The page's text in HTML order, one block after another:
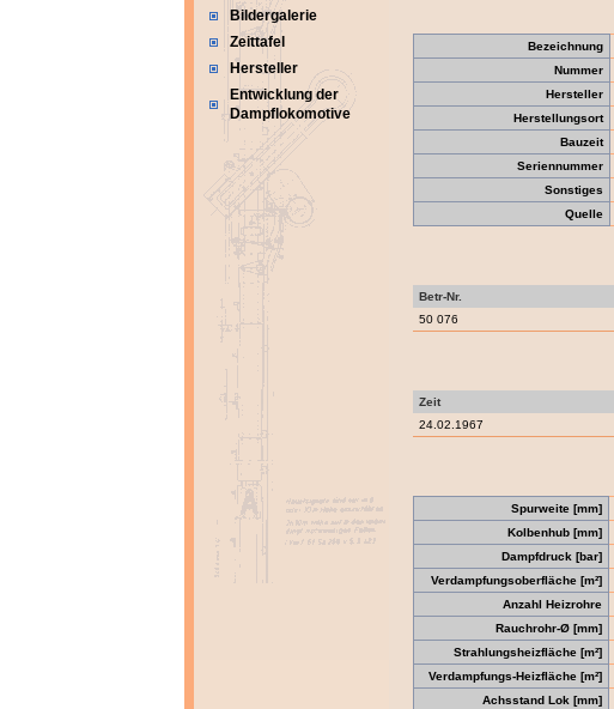
Bildergalerie
Zeittafel
Hersteller
Entwicklung der
Dampflokomotive
Bezeichnung
Nummer
Hersteller
Herstellungsort
Bauzeit
Seriennummer
Sonstiges
Quelle
Betr-Nr.
50 076
Zeit
24.02.1967
Spurweite [mm]
Kolbenhub [mm]
Dampfdruck [bar]
Verdampfungsoberfläche [m²]
Anzahl Heizrohre
Rauchrohr-Ø [mm]
Strahlungsheizfläche [m²]
Verdampfungs-Heizfläche [m²]
Achsstand Lok [mm]